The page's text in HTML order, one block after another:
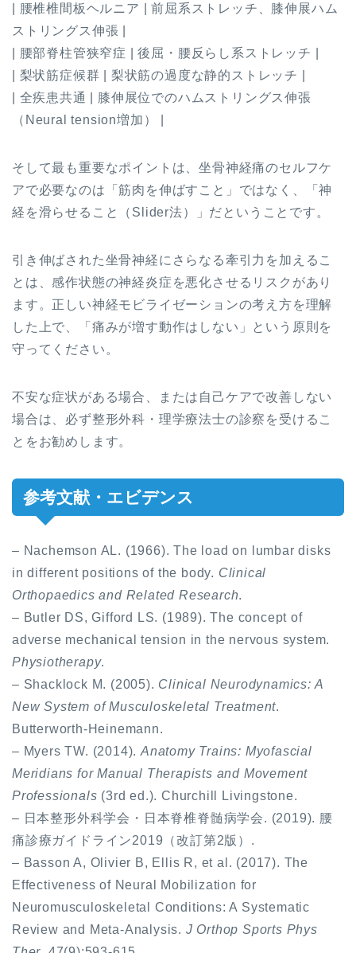
| 腰椎椎間板ヘルニア | 前屈系ストレッチ、膝伸展ハム
ストリングス伸張 |
| 腰部脊柱管狭窄症 | 後屈・腰反らし系ストレッチ |
| 梨状筋症候群 | 梨状筋の過度な静的ストレッチ |
| 全疾患共通 | 膝伸展位でのハムストリングス伸張
（Neural tension増加） |
そして最も重要なポイントは、坐骨神経痛のセルフケ
アで必要なのは「筋肉を伸ばすこと」ではなく、「神
経を滑らせること（Slider法）」だということです。
引き伸ばされた坐骨神経にさらなる牽引力を加えるこ
とは、感作状態の神経炎症を悪化させるリスクがあり
ます。正しい神経モビライゼーションの考え方を理解
した上で、「痛みが増す動作はしない」という原則を
守ってください。
不安な症状がある場合、または自己ケアで改善しない
場合は、必ず整形外科・理学療法士の診察を受けるこ
とをお勧めします。
参考文献・エビデンス
– Nachemson AL. (1966). The load on lumbar disks
in different positions of the body. Clinical
Orthopaedics and Related Research.
– Butler DS, Gifford LS. (1989). The concept of
adverse mechanical tension in the nervous system.
Physiotherapy.
– Shacklock M. (2005). Clinical Neurodynamics: A
New System of Musculoskeletal Treatment.
Butterworth-Heinemann.
– Myers TW. (2014). Anatomy Trains: Myofascial
Meridians for Manual Therapists and Movement
Professionals (3rd ed.). Churchill Livingstone.
– 日本整形外科学会・日本脊椎脊髄病学会. (2019). 腰
痛診療ガイドライン2019（改訂第2版）.
– Basson A, Olivier B, Ellis R, et al. (2017). The
Effectiveness of Neural Mobilization for
Neuromusculoskeletal Conditions: A Systematic
Review and Meta-Analysis. J Orthop Sports Phys